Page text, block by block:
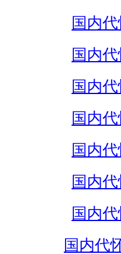
国内
国内
国内
国内
国内
国内
国内
国内代